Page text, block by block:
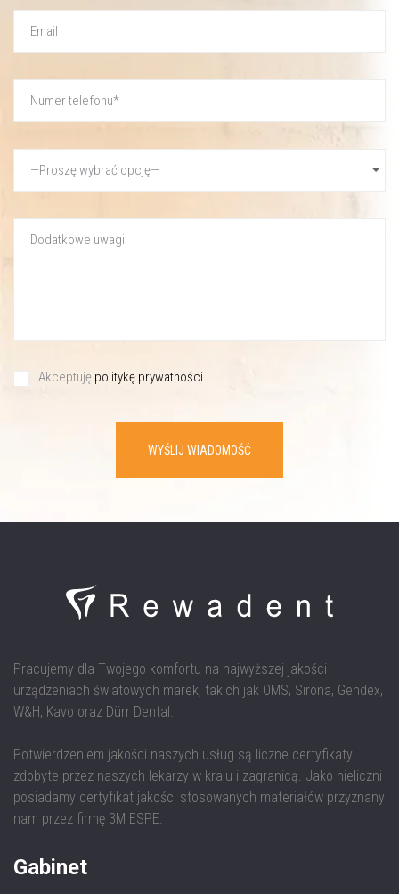
Akceptuję politykę prywatności
WYŚLIJ WIADOMOŚĆ
Pracujemy dla Twojego komfortu na najwyższej jakości
urządzeniach światowych marek, takich jak OMS, Sirona, Gendex,
W&H, Kavo oraz Dürr Dental.
Potwierdzeniem jakości naszych usług są liczne certyfikaty
zdobyte przez naszych lekarzy w kraju i zagranicą. Jako nieliczni
posiadamy certyfikat jakości stosowanych materiałów przyznany
nam przez firmę 3M ESPE.
Gabinet